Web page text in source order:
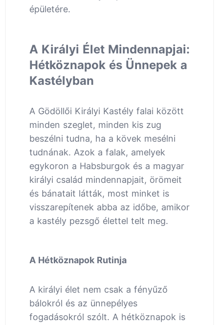
épületére.
A Királyi Élet Mindennapjai:
Hétköznapok és Ünnepek a
Kastélyban
A Gödöllői Királyi Kastély falai között
minden szeglet, minden kis zug
beszélni tudna, ha a kövek mesélni
tudnának. Azok a falak, amelyek
egykoron a Habsburgok és a magyar
királyi család mindennapjait, örömeit
és bánatait látták, most minket is
visszarepítenek abba az időbe, amikor
a kastély pezsgő élettel telt meg.
A Hétköznapok Rutinja
A királyi élet nem csak a fényűző
bálokról és az ünnepélyes
fogadásokról szólt. A hétköznapok is